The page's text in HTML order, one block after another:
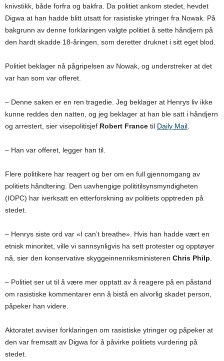
knivstikk, både forfra og bakfra. Da politiet ankom stedet, hevdet
Digwa at han hadde blitt utsatt for rasistiske ytringer fra Nowak. På
bakgrunn av denne forklaringen valgte politiet å sette håndjern på
den hardt skadde 18-åringen, som deretter druknet i sitt eget blod.
Politiet beklager nå pågripelsen av Nowak, og understreker at det
var han som var offeret.
– Denne saken er en ren tragedie. Jeg beklager at Henrys liv ikke
kunne reddes den natten, og jeg beklager at han ble satt i håndjern
og arrestert, sier visepolitisjef Robert France til Daily Mail.
– Han var offeret, legger han til.
Flere politikere har reagert og ber om en full gjennomgang av
politiets håndtering. Den uavhengige polititilsynsmyndigheten
(IOPC) har iverksatt en etterforskning av politiets opptreden på
stedet.
– Henrys siste ord var «I can’t breathe». Hvis han hadde vært en
etnisk minoritet, ville vi sannsynligvis ha sett protester og opptøyer
nå, sier den konservative skyggeinnenriksministeren Chris Philp.
– Politiet ser ut til å være mer opptatt av å reagere på en påstand
om rasistiske kommentarer enn å bistå en alvorlig skadet person,
påpeker han videre.
Aktoratet avviser forklaringen om rasistiske ytringer og påpeker at
den var fremsatt av Digwa for å påvirke politiets vurdering på
stedet.